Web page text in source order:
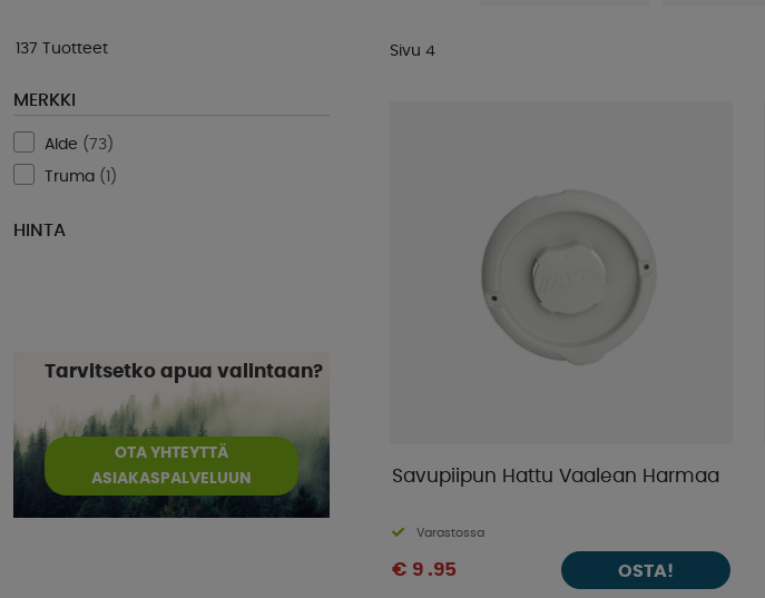
137 Tuotteet
MERKKI
Alde ( 73)
Truma ( )
HINTA
Tarvitsetko apua valintaan?
OTA YHTEYTTÄ
ASIAKASPALVELUUN
Sivu 4
Savupiipun Hattu Vaalean Harmaa
Varastossa
€ 9 .95 OSTA!